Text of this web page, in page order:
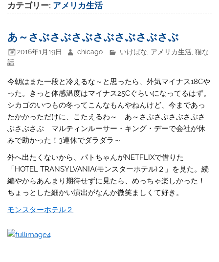
カテゴリー: アメリカ生活
あ～さぶさぶさぶさぶさぶさぶさぶ
2016年1月19日 chicago いけばな アメリカ生活, 猫な
話
今朝はまた一段と冷えるな～と思ったら、外気マイナス18Cや
った。きっと体感温度はマイナス25Cぐらいになってるはず。
シカゴのいつもの冬ってこんなもんやねんけど、今まであっ
たかかっただけに、こたえるわ～ あ～さぶさぶさぶさぶさ
ぶさぶさぶ マルティンルーサー・キング・デーで会社が休
みで助かった！3連休でダラダラ～
外へ出たくないから、パトちゃんがNETFLIXで借りた
「HOTEL TRANSYLVANIA(モンスターホテル)２」を見た。続
編やからあんまり期待せずに見たら、めっちゃ楽しかった！
ちょっとした細かい演出がなんか微笑ましくて好き。
モンスターホテル２